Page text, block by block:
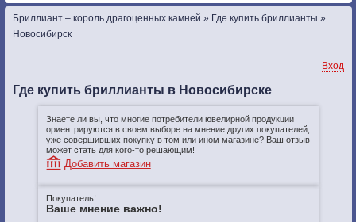
Бриллиант – король драгоценных камней » Где купить бриллианты »
Новосибирск
Вход
Где купить бриллианты в Новосибирске
Знаете ли вы, что многие потребители ювелирной продукции
ориентрируются в своем выборе на мнение других покупателей,
уже совершивших покупку в том или ином магазине? Ваш отзыв
может стать для кого-то решающим!
Добавить магазин
Покупатель!
Ваше мнение важно!